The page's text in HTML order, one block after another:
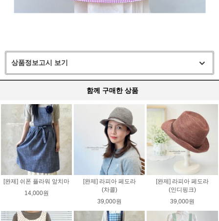
상품정보고시 보기
함께 구매한 상품
[완제] 쉬폰 플라워 앞치마
14,000원
[완제] 라피아 페도라
(차콜)
39,000원
[완제] 라피아 페도라
(인디핑크)
39,000원